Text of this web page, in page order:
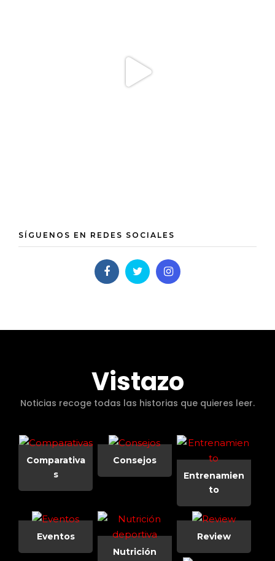
SÍGUENOS EN REDES SOCIALES
Vistazo
Noticias recoge todas las historias que quieres leer.
Comparativa
s
Consejos
Entrenamien
to
Eventos
Nutrición
Review